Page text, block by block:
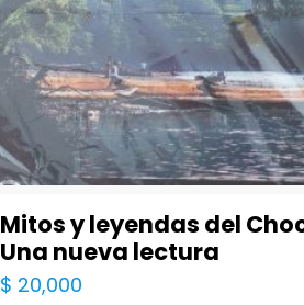
Mitos y leyendas del
Una nueva lectura
$ 20,000